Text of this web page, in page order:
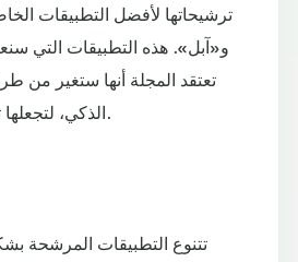
ترشيحاتها لأفضل التطبيقات
و«آبل». هذه التطبيقات التي
تعتقد المجلة أنها ستغير من
الذكي، لتجعلها تجربة أكثر ثراءً ومتعة.
تتنوع التطبيقات المرشحة